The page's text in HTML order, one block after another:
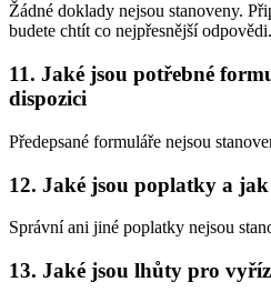
Žádné doklady nejsou stanoveny.
budete chtít co nejpřesnější odpovědi.
11. Jaké jsou potřebné
dispozici
Předepsané formuláře nejsou
12. Jaké jsou poplatky a
Správní ani jiné poplatky nejsou
13. Jaké jsou lhůty pro